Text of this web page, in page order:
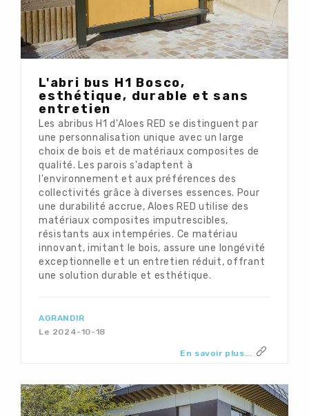
L'abri bus H1 Bosco,
esthétique, durable et sans
entretien
Les abribus H1 d'Aloes RED se distinguent par
une personnalisation unique avec un large
choix de bois et de matériaux composites de
qualité. Les parois s'adaptent à
l'environnement et aux préférences des
collectivités grâce à diverses essences. Pour
une durabilité accrue, Aloes RED utilise des
matériaux composites imputrescibles,
résistants aux intempéries. Ce matériau
innovant, imitant le bois, assure une longévité
exceptionnelle et un entretien réduit, offrant
une solution durable et esthétique.
AGRANDIR
Le 2024-10-18
En savoir plus...